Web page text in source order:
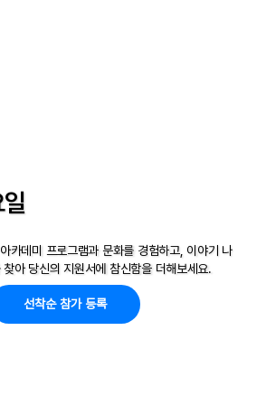
선착순 참가 등록
카데미 프로그램과 문화를 경험하고, 이야기 나
아 ​당신의 지원서에 참신함을 더해보세요.